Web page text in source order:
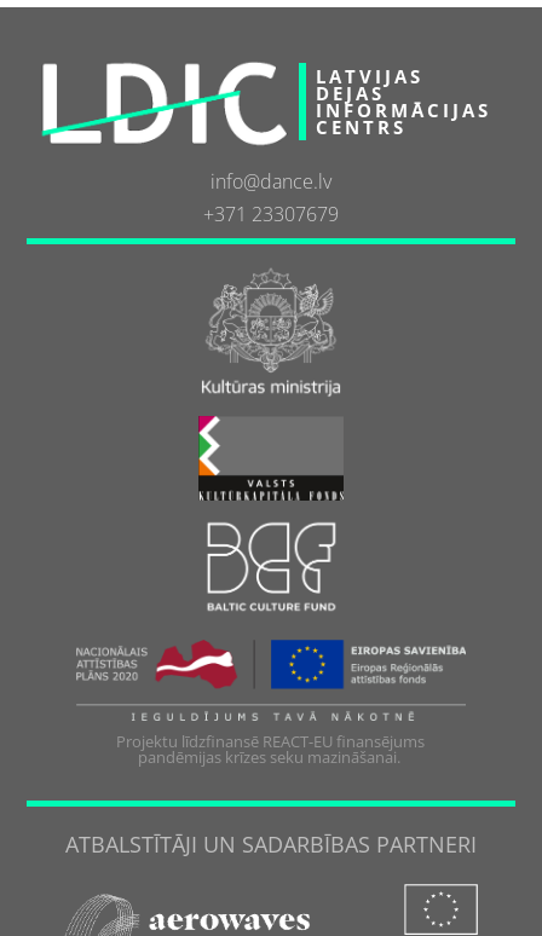
LATVIJAS
DEJAS
INFORMĀCIJAS
CENTRS
info@dance.lv
+371 23307679
Projektu līdzfinansē REACT-EU finansējums
pandēmijas krīzes seku mazināšanai.
ATBALSTĪTĀJI UN SADARBĪBAS PARTNERI